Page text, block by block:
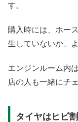
す。
購入時には、ホー
生していないか、
エンジンルーム内
店の人も一緒にチ
タイヤはヒビ